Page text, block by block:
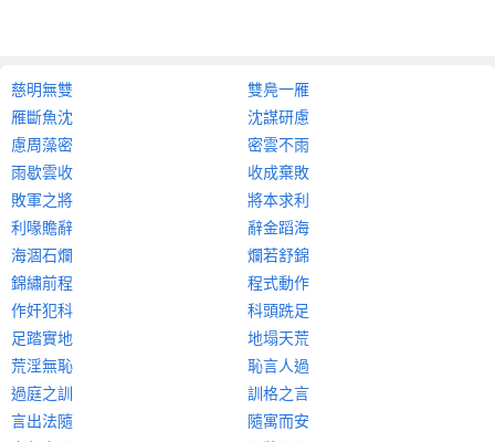
慈明無雙
雙鳧一雁
雁斷魚沈
沈謀研慮
慮周藻密
密雲不雨
雨歇雲收
收成棄敗
敗軍之將
將本求利
利喙贍辭
辭金蹈海
海涸石爛
爛若舒錦
錦繡前程
程式動作
作奸犯科
科頭跣足
足踏實地
地塌天荒
荒淫無恥
恥言人過
過庭之訓
訓格之言
言出法隨
隨寓而安